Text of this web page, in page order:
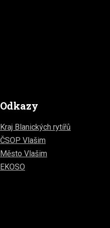
Odkazy
Kraj Blanických rytířů
ČSOP Vlašim
Město Vlašim
EKOSO